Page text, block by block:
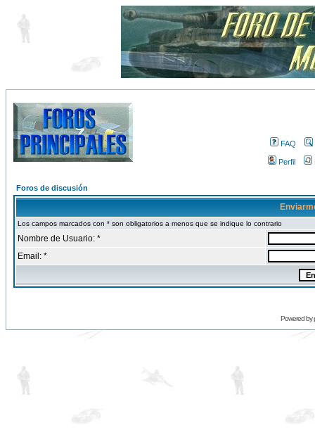
FAQ
Perfil
Foros de discusión
Los campos marcados con * son obligatorios a menos que se indique lo contrario
Nombre de Usuario: *
Email: *
Powered by